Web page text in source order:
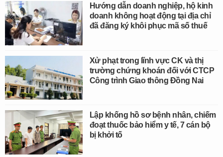
Hướng dẫn doanh nghiệp, hộ kinh
doanh không hoạt động tại địa chỉ
đã đăng ký khôi phục mã số thuế
Xử phạt trong lĩnh vực CK và thị
trường chứng khoán đối với CTCP
Công trình Giao thông Đồng Nai
Lập khống hồ sơ bệnh nhân, chiếm
đoạt thuốc bảo hiểm y tế, 7 cán bộ
bị khởi tố